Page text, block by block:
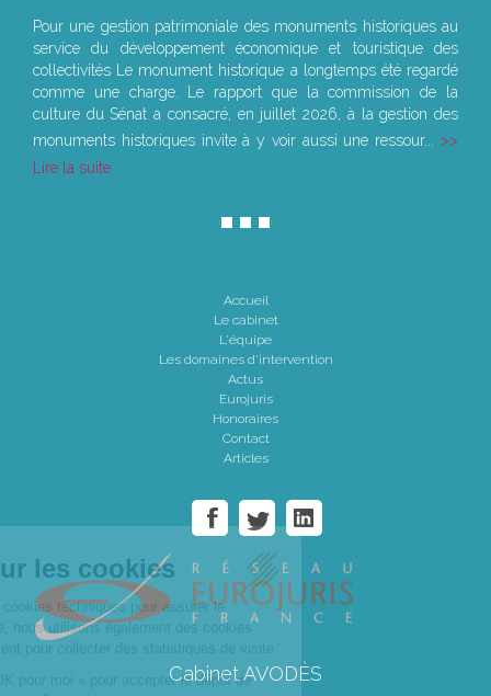
Pour une gestion patrimoniale des monuments historiques au
service du développement économique et touristique des
collectivités Le monument historique a longtemps été regardé
comme une charge. Le rapport que la commission de la
culture du Sénat a consacré, en juillet 2026, à la gestion des
monuments historiques invite à y voir aussi une ressour...
Lire la suite
Accueil
Le cabinet
L'équipe
Les domaines d'intervention
Actus
Eurojuris
Honoraires
Contact
Articles
Cabinet AVODÈS